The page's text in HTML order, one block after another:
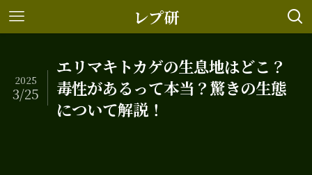
レプ研
エリマキトカゲの生息地はどこ？
毒性があるって本当？驚きの生態
について解説！
2025
3/25